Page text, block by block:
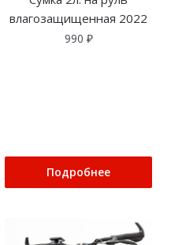
влагозащищенная 2022
990 ₽
Подробнее